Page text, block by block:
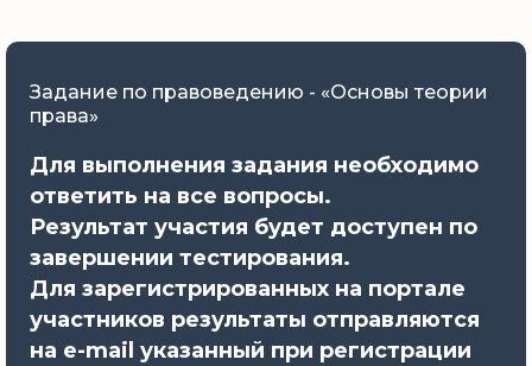
Задание по правоведению - «Основы теории
права»
Для выполнения задания необходимо
ответить на все вопросы.
Результат участия будет доступен по
завершении тестирования.
Для зарегистрированных на портале
участников результаты отправляются
на e-mail указанный при регистрации